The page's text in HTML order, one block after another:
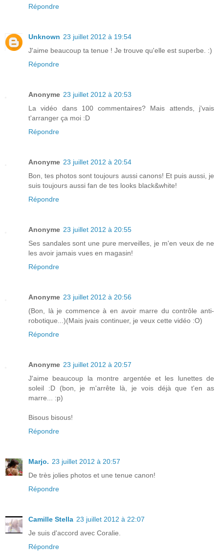
Répondre
Unknown 23 juillet 2012 à 19:54
J'aime beaucoup ta tenue ! Je trouve qu'elle est superbe. :)
Répondre
Anonyme 23 juillet 2012 à 20:53
La vidéo dans 100 commentaires? Mais attends, j'vais
t'arranger ça moi :D
Répondre
Anonyme 23 juillet 2012 à 20:54
Bon, tes photos sont toujours aussi canons! Et puis aussi, je
suis toujours aussi fan de tes looks black&white!
Répondre
Anonyme 23 juillet 2012 à 20:55
Ses sandales sont une pure merveilles, je m'en veux de ne
les avoir jamais vues en magasin!
Répondre
Anonyme 23 juillet 2012 à 20:56
(Bon, là je commence à en avoir marre du contrôle anti-
robotique...)(Mais jvais continuer, je veux cette vidéo :O)
Répondre
Anonyme 23 juillet 2012 à 20:57
J'aime beaucoup la montre argentée et les lunettes de
soleil :D (bon, je m'arrête là, je vois déjà que t'en as
marre... :p)
Bisous bisous!
Répondre
Marjo. 23 juillet 2012 à 20:57
De très jolies photos et une tenue canon!
Répondre
Camille Stella 23 juillet 2012 à 22:07
Je suis d'accord avec Coralie.
Répondre